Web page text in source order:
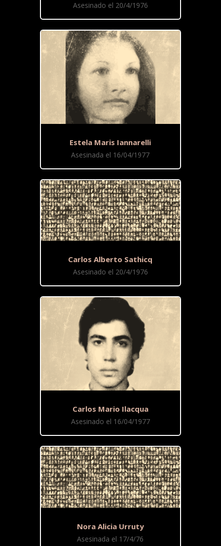
Asesinado el 20/4/1976
Estela Maris Iannarelli
Asesinada el 16/04/1977
Carlos Alberto Sathicq
Asesinado el 20/4/1976
Carlos Mario Ilacqua
Asesinado el 16/04/1977
Nora Alicia Urruty
Asesinada el 17/4/76